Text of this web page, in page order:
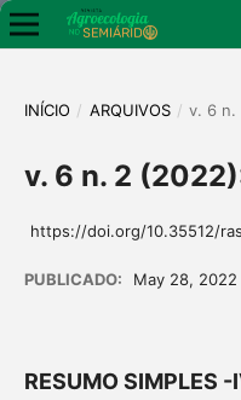
INÍCIO / ARQUIVOS / v. 6 n.
v. 6 n. 2
https://doi.org/10.35512/
PUBLICADO: May 28, 2022
RESUMO SIMPLES